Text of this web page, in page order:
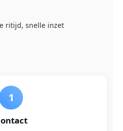
ritijd, snelle inzet
1